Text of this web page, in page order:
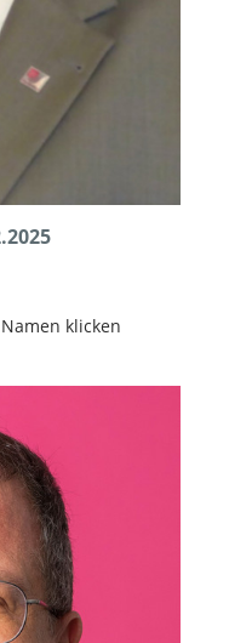
klicken